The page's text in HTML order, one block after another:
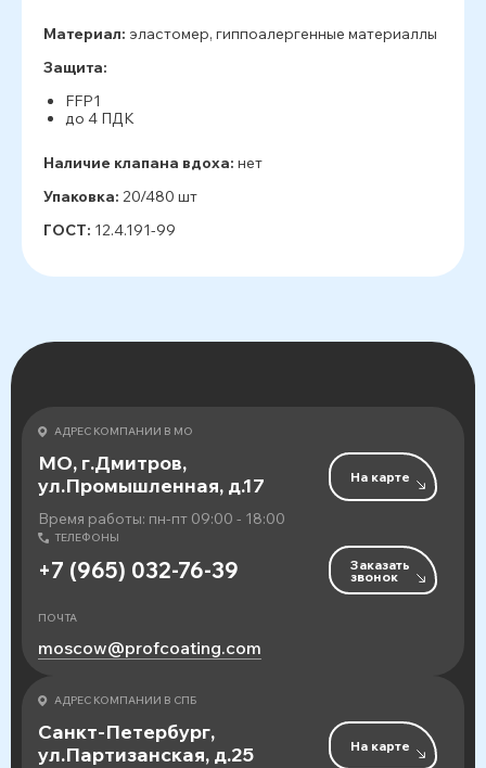
Материал: эластомер, гиппоалергенные материаллы
Защита:
FFP1
до 4 ПДК
Наличие клапана вдоха: нет
Упаковка: 20/480 шт
ГОСТ: 12.4.191-99
АДРЕС КОМПАНИИ В МО
МО, г.Дмитров,
ул.Промышленная, д.17
Время работы: пн-пт 09:00 - 18:00
На карте
ТЕЛЕФОНЫ
+7 (965) 032-76-39 Заказать
звонок
ПОЧТА
moscow@profcoating.com
АДРЕС КОМПАНИИ В СПБ
Санкт-Петербург,
ул.Партизанская, д.25
На карте